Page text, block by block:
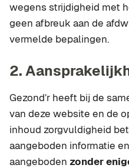
wegens strijdigheid met
geen afbreuk aan de
vermelde bepalingen.
2.
Gezond’r heeft bij de
van deze website en de
inhoud zorgvuldigheid
aangeboden informatie
aangeboden zonder